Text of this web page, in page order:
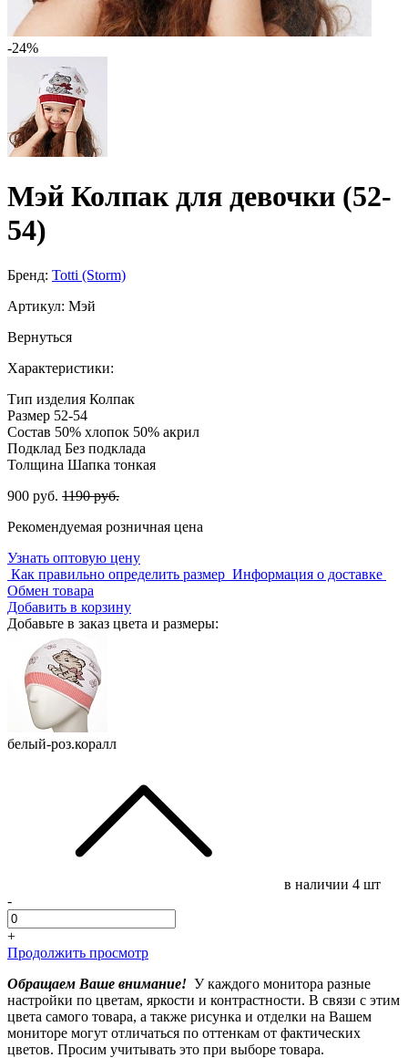
-24%
Мэй Колпак для девочки (52-
54)
Бренд: Totti (Storm)
Артикул: Мэй
Вернуться
Характеристики:
Тип изделия Колпак
Размер 52-54
Состав 50% хлопок 50% акрил
Подклад Без подклада
Толщина Шапка тонкая
900 руб. 1190 руб.
Рекомендуемая розничная цена
Узнать оптовую цену
Как правильно определить размер Информация о доставке
Обмен товара
Добавить в корзину
Добавьте в заказ цвета и размеры:
белый-роз.коралл
в наличии 4 шт
-
+
Продолжить просмотр
Обращаем Ваше внимание! У каждого монитора разные
настройки по цветам, яркости и контрастности. В связи с этим
цвета самого товара, а также рисунка и отделки на Вашем
мониторе могут отличаться по оттенкам от фактических
цветов. Просим учитывать это при выборе товара.